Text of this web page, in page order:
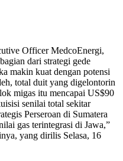
Officer MedcoEnergi,
dari strategi gede
makin kuat dengan potensi
total duit yang digelontorin
migas itu mencapai US$90
senilai total sekitar
Perseroan di Sumatera
gas terintegrasi di Jawa,”
yang dirilis Selasa, 16